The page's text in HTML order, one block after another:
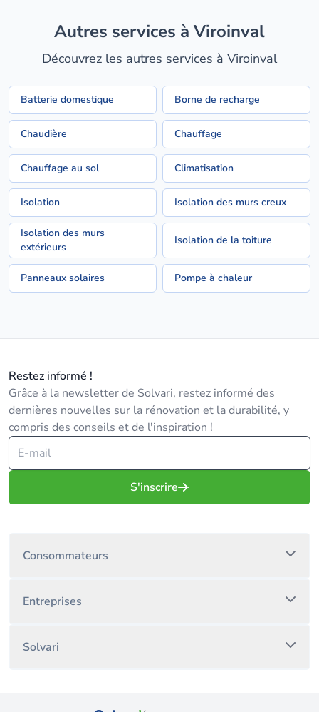
Autres services à Viroinval
Découvrez les autres services à Viroinval
Batterie domestique Borne de recharge
Chaudière Chauffage
Chauffage au sol Climatisation
Isolation Isolation des murs creux
Isolation des murs
extérieurs
Isolation de la toiture
Panneaux solaires Pompe à chaleur
Restez informé !
Grâce à la newsletter de Solvari, restez informé des
dernières nouvelles sur la rénovation et la durabilité, y
compris des conseils et de l'inspiration !
S'inscrire
Consommateurs
Entreprises
Solvari